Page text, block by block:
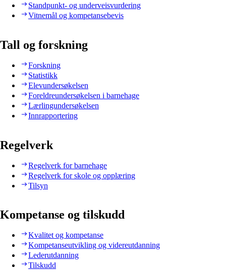
Standpunkt- og underveisvurdering
Vitnemål og kompetansebevis
Tall og forskning
Forskning
Statistikk
Elevundersøkelsen
Foreldreundersøkelsen i barnehage
Lærlingundersøkelsen
Innrapportering
Regelverk
Regelverk for barnehage
Regelverk for skole og opplæring
Tilsyn
Kompetanse og tilskudd
Kvalitet og kompetanse
Kompetanseutvikling og videreutdanning
Lederutdanning
Tilskudd